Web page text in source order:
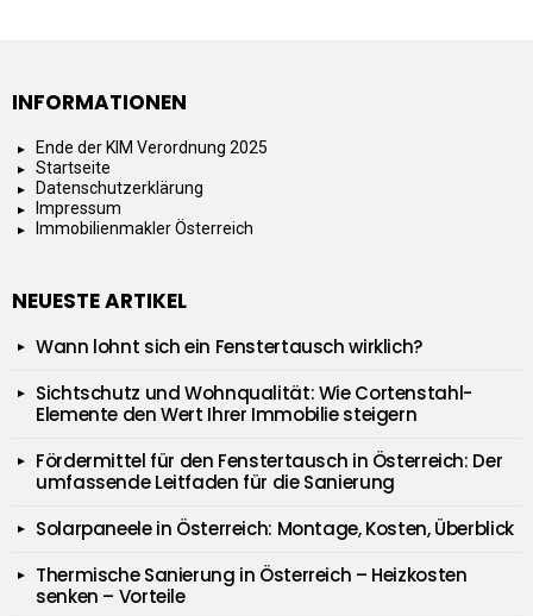
INFORMATIONEN
Ende der KIM Verordnung 2025
Startseite
Datenschutzerklärung
Impressum
Immobilienmakler Österreich
NEUESTE ARTIKEL
Wann lohnt sich ein Fenstertausch wirklich?
Sichtschutz und Wohnqualität: Wie Cortenstahl-
Elemente den Wert Ihrer Immobilie steigern
Fördermittel für den Fenstertausch in Österreich: Der
umfassende Leitfaden für die Sanierung
Solarpaneele in Österreich: Montage, Kosten, Überblick
Thermische Sanierung in Österreich – Heizkosten
senken – Vorteile